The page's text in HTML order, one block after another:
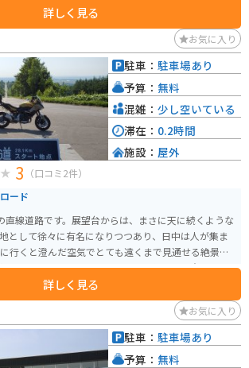
点としても最適です。 特に、羅臼産の新鮮
絶品で、レストランでは、ウニ丼や海鮮丼など、地
は、羅臼昆布や鮭とばなど、
されています。 バイクで訪れる場合、オ
号線は、景色が良く、ツーリングに最適なルートで
産の新鮮な魚介類を使った料理が楽しめる * 知床観
ーリングに最適 * 道の駅には、広い駐車場があるの
詳しく見る
お気に入り
3 （口コミ2件）
ード
線道路です。展望台からは、まさに天に続くような
として徐々に有名になりつつあり、日中は人が集ま
行くと澄んだ空気でとても遠くまで見通せる絶景ポ
斜になっているため、バイクの転倒にご注意くださ
詳しく見る
駐車： 駐車場あり
予算： 無料
混雑： 少し空いている
滞在： 0.2時間
施設： 屋外
お気に入り
駐車： 駐車場あり
予算： 無料